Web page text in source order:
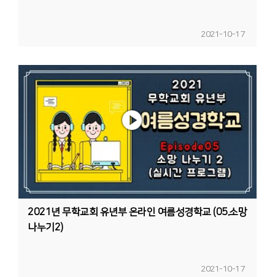
2021-10-17
2021년 무학교회 유년부 온라인 여름성경학교 (05.소망
나누기2)
2021-10-17